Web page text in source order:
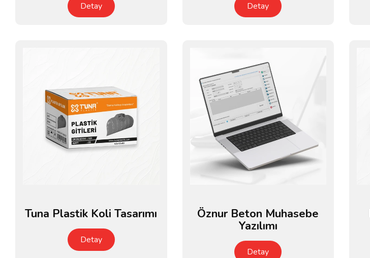
Detay Detay
Tuna Plastik Koli Tasarımı
Detay
Öznur Beton Muhasebe
Yazılımı
Detay